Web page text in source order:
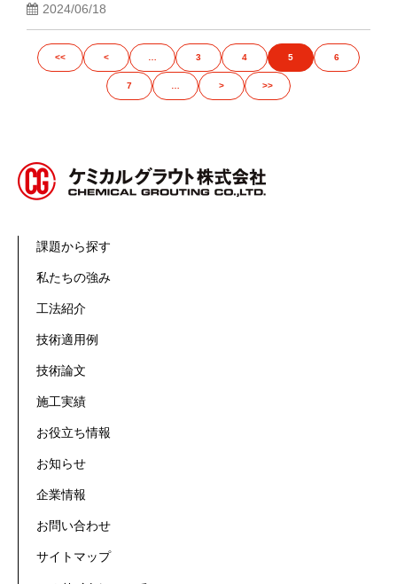
2024/06/18
<< < 3 4 5 6
7 > >>
課題から探す
私たちの強み
工法紹介
技術適用例
技術論文
施工実績
お役立ち情報
お知らせ
企業情報
お問い合わせ
サイトマップ